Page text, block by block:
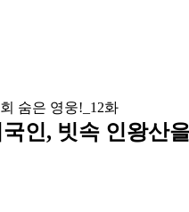
인, 빗속 인왕산